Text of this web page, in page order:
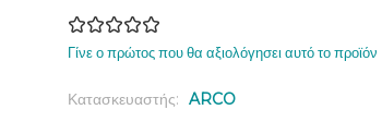
Γίνε ο πρώτος που θα αξιολόγησει αυτό το προϊόν
Κατασκευαστής: ARCO